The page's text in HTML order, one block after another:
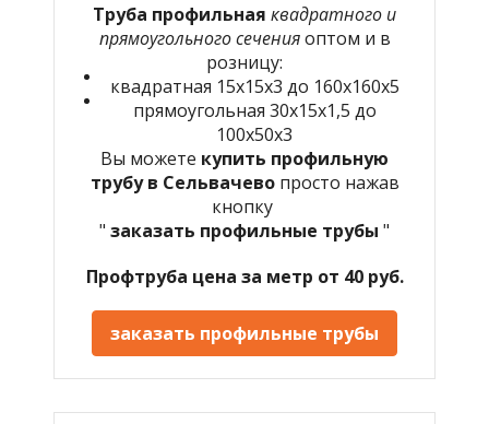
Труба профильная квадратного и
прямоугольного сеченияоптом и в
розницу:
квадратная 15х15х3 до 160х160х5
прямоугольная 30х15х1,5 до
100х50х3
Вы можете купить профильную
трубу в Сельвачево просто нажав
кнопку
" заказать профильные трубы "
Профтруба цена за метр от 40 руб.
заказать профильные трубы